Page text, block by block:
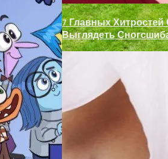
Подъемно-
7 Главных
Выглядеть